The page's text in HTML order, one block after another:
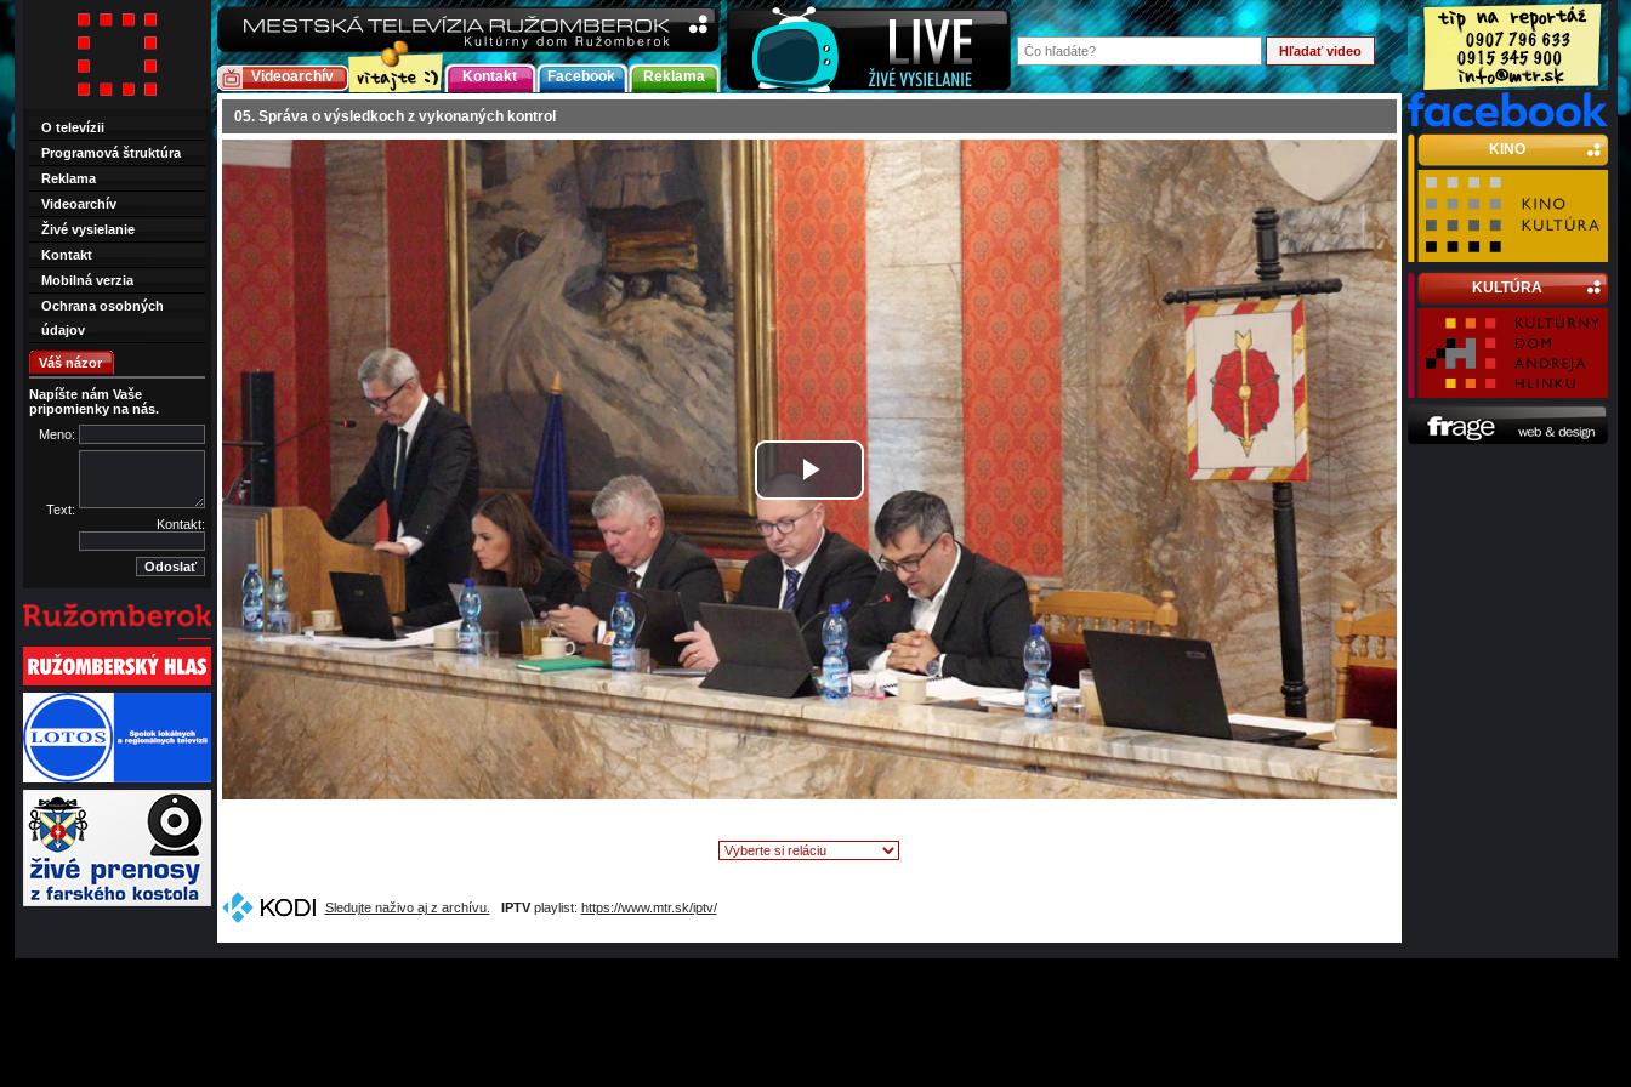
Videoarchív Kontakt Facebook Reklama
05. Správa o výsledkoch z vykonaných kontrol
Prehrať
video
Sledujte naživo aj z archívu. IPTVplaylist: https://www.mtr.sk/iptv/
O televízii
Programová štruktúra
Reklama
Videoarchív
Živé vysielanie
Kontakt
Mobilná verzia
Ochrana osobných
údajov
Váš názor
Napíšte nám Vaše
pripomienky na nás.
Meno:
Text:
Kontakt:
KINO
KULTÚRA